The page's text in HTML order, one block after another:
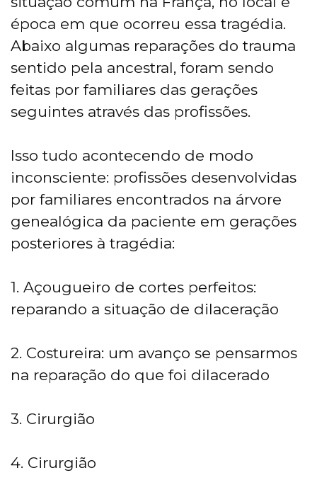
época em que ocorreu essa tragédia.
Abaixo algumas reparações do trauma
sentido pela ancestral, foram sendo
feitas por familiares das gerações
seguintes através das profissões.
Isso tudo acontecendo de modo
inconsciente: profissões desenvolvidas
por familiares encontrados na árvore
genealógica da paciente em gerações
posteriores à tragédia:
1. Açougueiro de cortes perfeitos:
reparando a situação de dilaceração
2. Costureira: um avanço se pensarmos
na reparação do que foi dilacerado
3. Cirurgião
4. Cirurgião